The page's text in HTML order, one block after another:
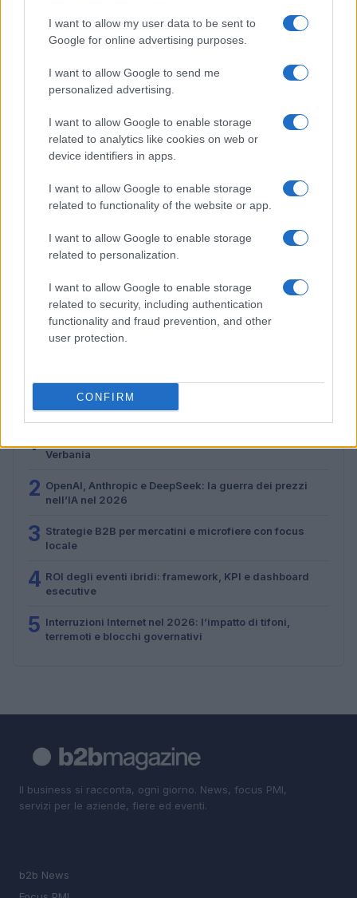
I want to allow my user data to be sent to
Google for online advertising purposes.
I want to allow Google to send me
personalized advertising.
I want to allow Google to enable storage
related to analytics like cookies on web or
device identifiers in apps.
I want to allow Google to enable storage
related to functionality of the website or app.
I want to allow Google to enable storage
related to personalization.
I want to allow Google to enable storage
related to security, including authentication
functionality and fraud prevention, and other
user protection.
CONFIRM
nell’IA nel 2026
Edoardo Marchesi · 3 Ago 2026
Strategie B2B per mercatini e microfiere con focus
locale
Martina Marchesi · 2 Ago 2026
PIÙ LETTI
1
Verbania
2 OpenAI, Anthropic e DeepSeek: la guerra dei prezzi
nell’IA nel 2026
3 Strategie B2B per mercatini e microfiere con focus
locale
4 ROI degli eventi ibridi: framework, KPI e dashboard
esecutive
5 Interruzioni Internet nel 2026: l’impatto di tifoni,
terremoti e blocchi governativi
Il business si racconta, ogni giorno. News, focus PMI,
servizi per le aziende, fiere ed eventi.
b2b News